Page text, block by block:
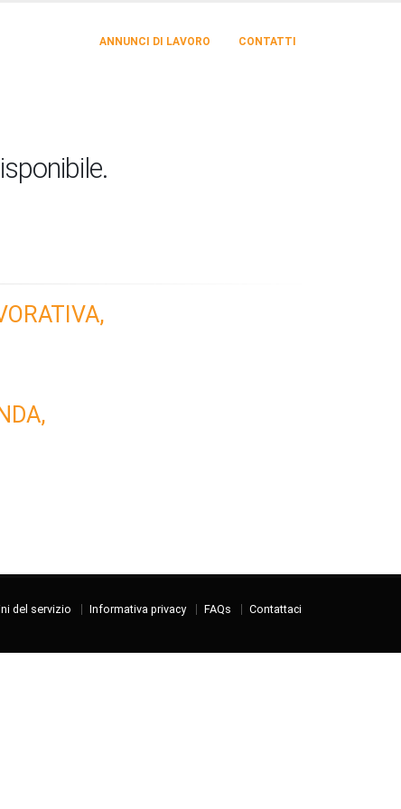
ANNUNCI DI LAVORO CONTATTI
del servizio Informativa privacy FAQs Contattaci